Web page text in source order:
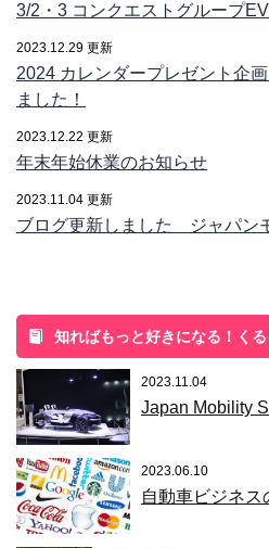
3/2・3 コンクエストグループ
2023.12.29 更新
2024 カレンダープレゼント企
ました！
2023.12.22 更新
年末年始休業のお知らせ
2023.11.04 更新
ブログ更新しました ジャパン
知ればもっと好きになる！く
2023.11.04
Japan Mobility
2023.06.10
自動車ビジネス